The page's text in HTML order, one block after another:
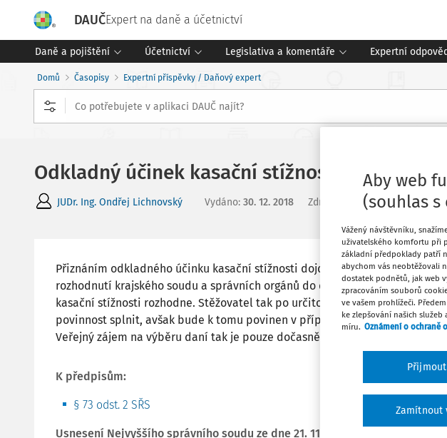
DAUČExpert na daně a účetnictví
Daně a pojištění Účetnictví Legislativa a komentáře Expertní
Domů Časopisy Expertní příspěvky / Daňový expert
Odkladný účinek kasační stížnosti - důležitý
JUDr. Ing. Ondřej Lichnovský Vydáno: 30. 12. 2018 Zdroj Expertní příspěvky 1
Přiznáním odkladného účinku kasační stížnosti dojde pouze k odložení
rozhodnutí krajského soudu a správních orgánů do doby, než Nejvyšší
kasační stížnosti rozhodne. Stěžovatel tak po určitou dobu nebude muset
povinnost splnit, avšak bude k tomu povinen v případě neúspěchu své
Veřejný zájem na výběru daní tak je pouze dočasně odložen, nikoliv
K předpisům:
§ 73 odst. 2 SŘS
Usnesení Nejvyššího správního soudu ze dne 21. 11. 2017, čj.
Aby web
(souhlas s
Vážený návštěvníku,
uživatelského komfortu při
základní předpoklady patří
abychom vás neobtěžovali
dostatek podnětů, jak web
zpracováním souborů
ve vašem prohlížeči.
ke zlepšování našich
míru. Oznámení o ochraně
Zamítnout